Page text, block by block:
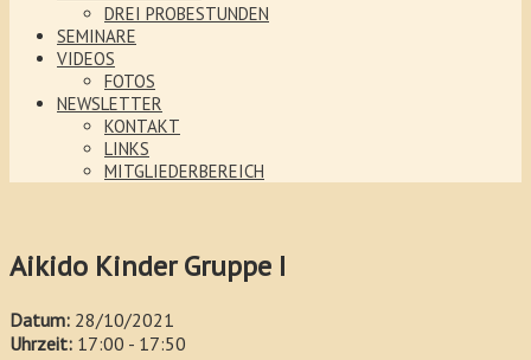
DREI PROBESTUNDEN
SEMINARE
VIDEOS
FOTOS
NEWSLETTER
KONTAKT
LINKS
MITGLIEDERBEREICH
Aikido Kinder Gruppe I
Datum: 28/10/2021
Uhrzeit: 17:00 - 17:50